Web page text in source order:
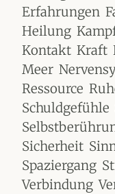
Erfahrungen
Heilung
Kontakt Kraft
Meer
Ressource
Schuldgefühle
Sicherheit
Spaziergang
Verbindung